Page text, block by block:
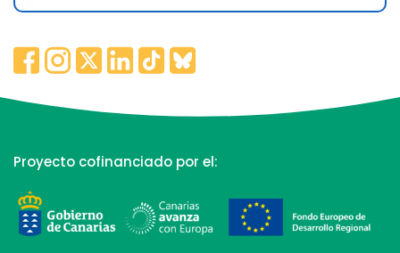
Proyecto cofinanciado por el: